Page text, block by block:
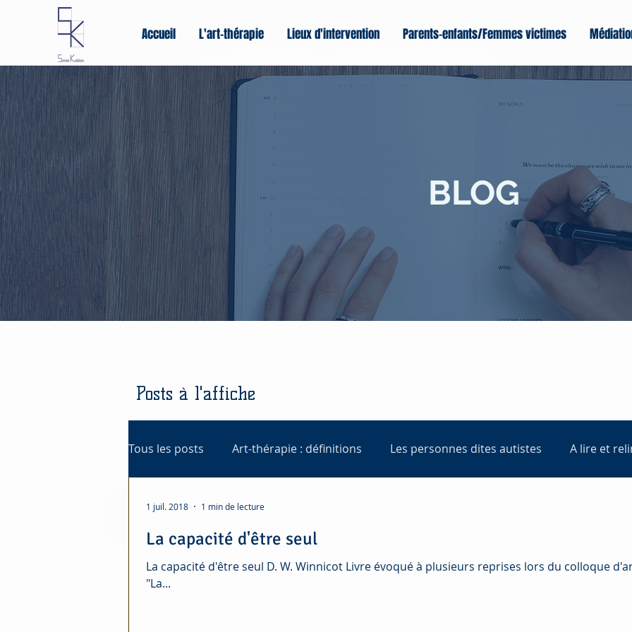
Accueil L'art-thérapie Lieux d'intervention Parents-enfants/Femmes victimes
BLOG
Posts à l'affiche
Tous les posts Art-thérapie : définitions Les personnes dites autistes A lire et
La capacité d'être seul
La capacité d'être seul D. W. Winnicot Livre évoqué à plusieurs reprises lors du colloque d'art-thérapie (LPAT) du 30 juin.
"La...
1 juil. 2018 1 min de lecture